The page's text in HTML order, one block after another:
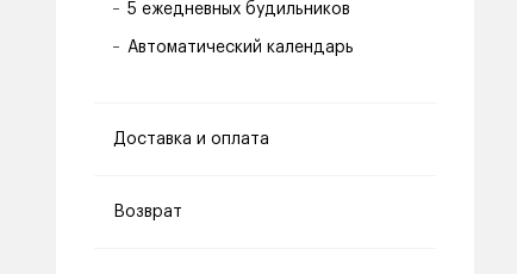
5 ежедневных будильников
Автоматический календарь
Доставка и оплата
Возврат